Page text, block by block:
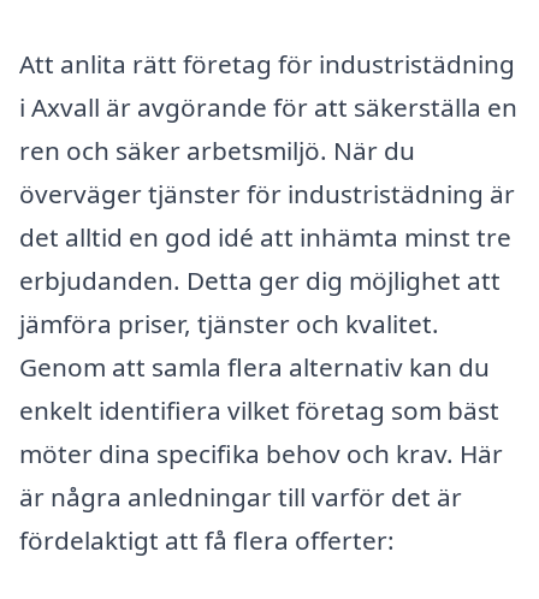
Att anlita rätt företag för industristädning
i Axvall är avgörande för att säkerställa en
ren och säker arbetsmiljö. När du
överväger tjänster för industristädning är
det alltid en god idé att inhämta minst tre
erbjudanden. Detta ger dig möjlighet att
jämföra priser, tjänster och kvalitet.
Genom att samla flera alternativ kan du
enkelt identifiera vilket företag som bäst
möter dina specifika behov och krav. Här
är några anledningar till varför det är
fördelaktigt att få flera offerter: